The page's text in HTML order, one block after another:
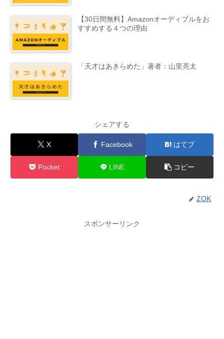
【30日間無料】Amazonオーディブルをお
すすめする４つの理由
「天才はあきらめた」著者：山里亮太
シェアする
X Facebook はてブ
Pocket LINE コピー
ZOK
スポンサーリンク